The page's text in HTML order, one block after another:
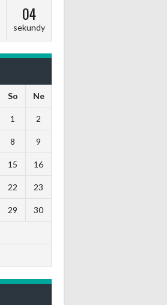
04
sekundy
So Ne
1 2
8 9
15 16
22 23
29 30